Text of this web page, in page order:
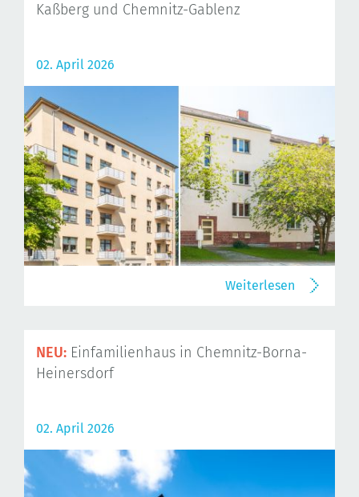
Kaßberg und Chemnitz-Gablenz
02. April 2026
Weiterlesen
NEU: Einfamilienhaus in Chemnitz-Borna-
Heinersdorf
02. April 2026